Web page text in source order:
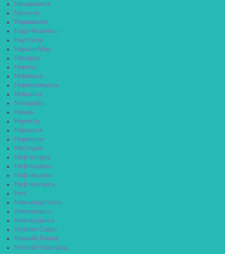
Называевск
Нальчик
Нариманов
Наро-Фоминск
Нарткала
Нарьян-Мар
Находка
Невель
Невельск
Невинномысск
Невьянск
Нелидово
Неман
Нерехта
Нерчинск
Нерюнгри
Нестеров
Нефтегорск
Нефтекамск
Нефтекумск
Нефтеюганск
Нея
Нижневартовск
Нижнекамск
Нижнеудинск
Нижние Серги
Нижний Ломов
Нижний Новгород